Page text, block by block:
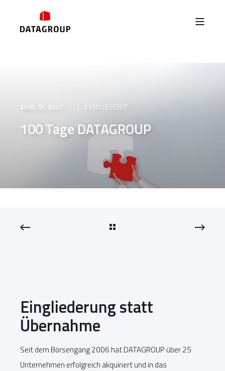
APRIL 05, 2022 2 MIN LESEZEIT
100 Tage DATAGROUP
Eingliederung statt
Übernahme
Seit dem Börsengang 2006 hat DATAGROUP über 25
Unternehmen erfolgreich akquiriert und in das